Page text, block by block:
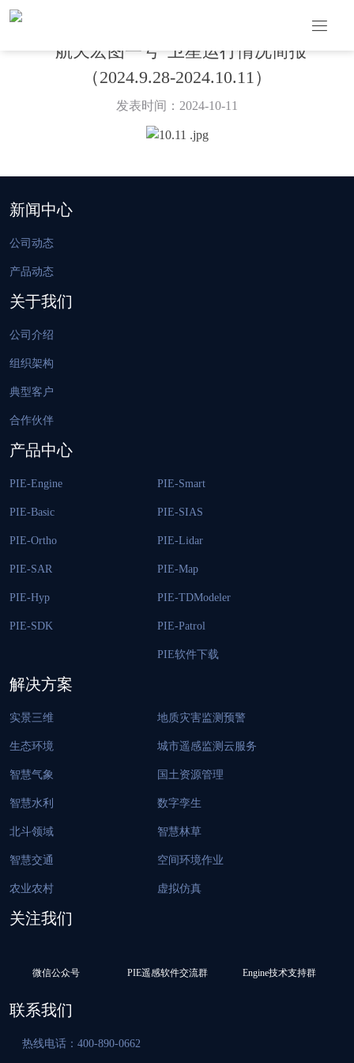
“航天宏图一号”卫星运行情况简报
（2024.9.28-2024.10.11）
发表时间：2024-10-11
新闻中心
公司动态
产品动态
关于我们
公司介绍
组织架构
典型客户
合作伙伴
产品中心
PIE-Engine
PIE-Basic
PIE-Ortho
PIE-SAR
PIE-Hyp
PIE-SDK
PIE-Smart
PIE-SIAS
PIE-Lidar
PIE-Map
PIE-TDModeler
PIE-Patrol
PIE软件下载
解决方案
实景三维
生态环境
智慧气象
智慧水利
北斗领域
智慧交通
农业农村
地质灾害监测预警
城市遥感监测云服务
国土资源管理
数字孪生
智慧林草
空间环境作业
虚拟仿真
关注我们
微信公众号 PIE遥感软件交流群 Engine技术支持群
联系我们
热线电话：400-890-0662